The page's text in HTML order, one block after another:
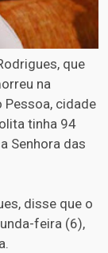
que
na
cidade
tinha 94
Senhora das
disse que o
feira (6),